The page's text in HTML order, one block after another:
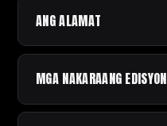
ANG ALAMAT
MGA NAKARAANG EDISYON